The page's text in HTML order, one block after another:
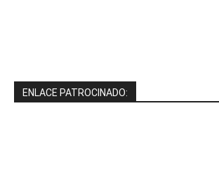
ENLACE PATROCINADO: